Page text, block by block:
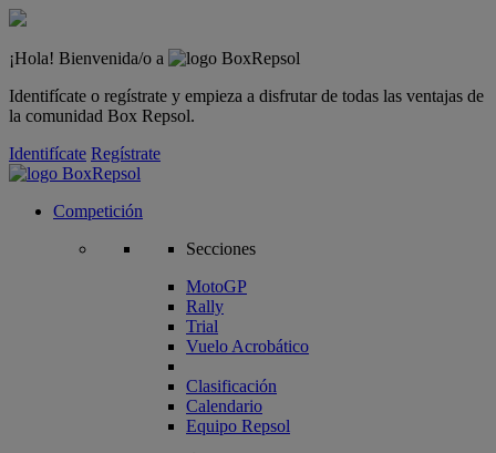
¡Hola! Bienvenida/o a
Identifícate o regístrate y empieza a disfrutar de todas las ventajas de
la comunidad Box Repsol.
Identifícate Regístrate
Competición
Secciones
MotoGP
Rally
Trial
Vuelo Acrobático
Clasificación
Calendario
Equipo Repsol